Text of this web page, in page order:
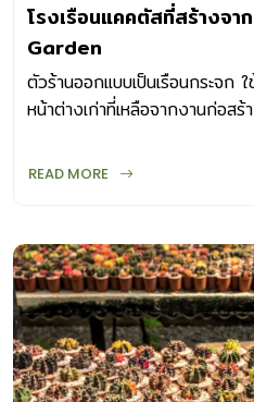
ของลำต้นให้เก็บสะสมน้ำไว้ได้ม
ไม่หยั่งลึกลงใต้ดินมากนัก เพื่อจับ
เป็นหนาม เพื่อพรางความร้อนขอ
แคคตัสส่วนใหญ่มีถิ่นกำเนิดแถบท
โรงเรือนแคคตัสที่สร้างจา
Garden
ตัวร้านออกแบบเป็นเรือนกระจก
หน้าต่างเก่าที่เหลือจากงานก่อสร้
READ MORE